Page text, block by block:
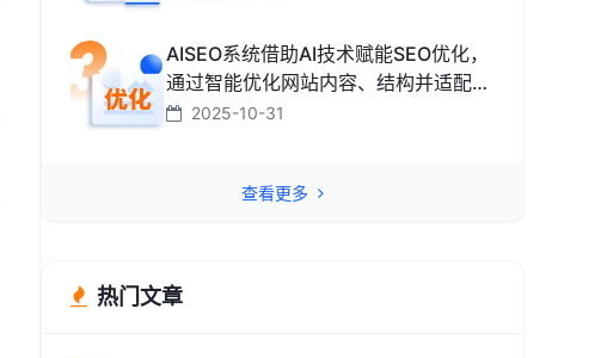
法。
AISEO系统借助AI技术赋能SEO优化，
通过智能优化网站内容、结构并适配搜
索引擎规则，助力网站快速提升排名，
2025-10-31
查看更多
热门文章